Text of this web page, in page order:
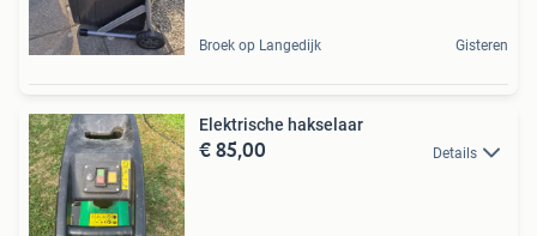
Broek op Langedijk Gisteren
Elektrische hakselaar
€ 85,00 Details